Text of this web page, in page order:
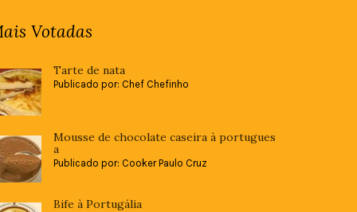
Votadas
Tarte de nata
Publicado por: Chef Chefinho
Mousse de chocolate caseira à portugues
a
Publicado por: Cooker Paulo Cruz
Bife à Portugália